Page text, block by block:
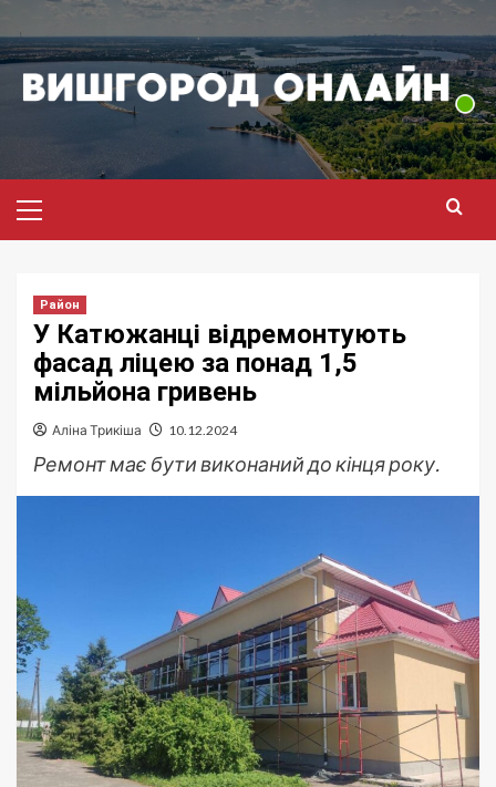
до
вмісту
меню
Район
У Катюжанці відремонтують
фасад ліцею за понад 1,5
мільйона гривень
Аліна Трикіша 10.12.2024
Ремонт має бути виконаний до кінця року.